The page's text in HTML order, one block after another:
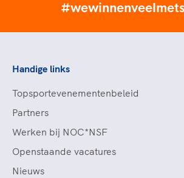
Handige links
Topsportevenementenbeleid
Partners
Werken bij NOC*NSF
Openstaande vacatures
Nieuws